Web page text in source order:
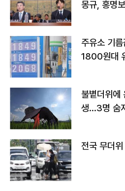
몽규, 홍명
주유소 기
1800원대
불볕더위에
생…3명 숨
전국 무더